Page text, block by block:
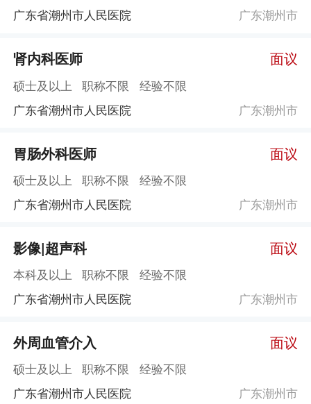
广东省潮州市人民医院
广东潮州市
肾内科医师 面议
硕士及以上 职称不限
经验不限
广东省潮州市人民医院
广东潮州市
胃肠外科医师 面议
硕士及以上 职称不限
经验不限
广东省潮州市人民医院
广东潮州市
影像|超声科 面议
本科及以上 职称不限
经验不限
广东省潮州市人民医院
广东潮州市
外周血管介入 面议
硕士及以上 职称不限
经验不限
广东省潮州市人民医院
广东潮州市